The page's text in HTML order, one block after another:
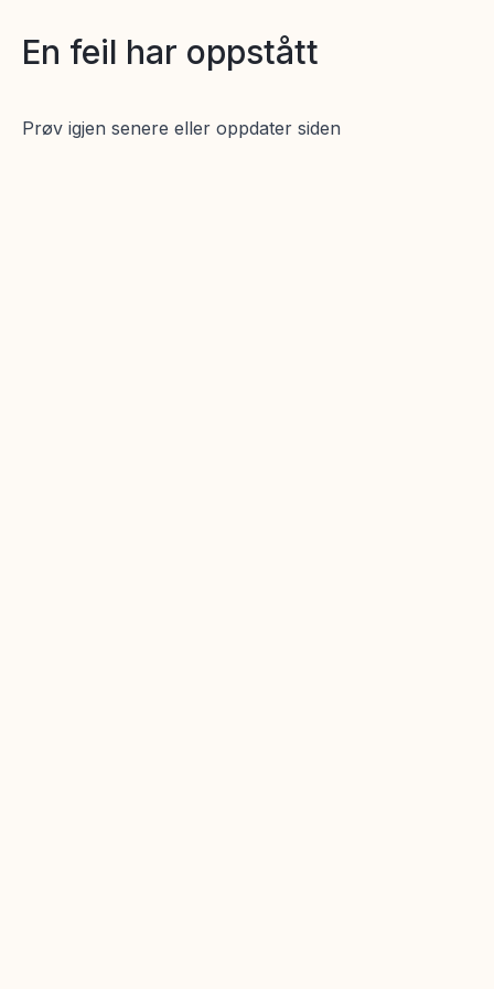
En feil har oppstått
Prøv igjen senere eller oppdater siden